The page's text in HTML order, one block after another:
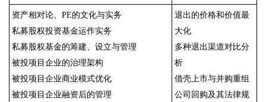
资产相对论、PE的文化与实务
私募股权投资基金运作实务
私募股权基金的筹建、设立与管理
被投项目企业的治理架构
被投项目企业商业模式优化
被投项目企业融资后的管理
退出的价格和价值最
大化
多种退出渠道对比分
析
借壳上市与并购重组
公司回购及其法律规